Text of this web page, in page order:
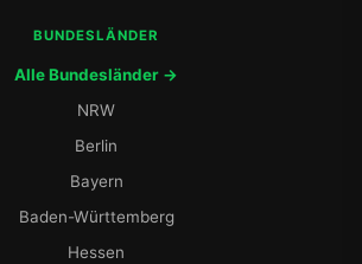
BUNDESLÄNDER
Alle Bundesländer →
NRW
Berlin
Bayern
Baden-Württemberg
Hessen